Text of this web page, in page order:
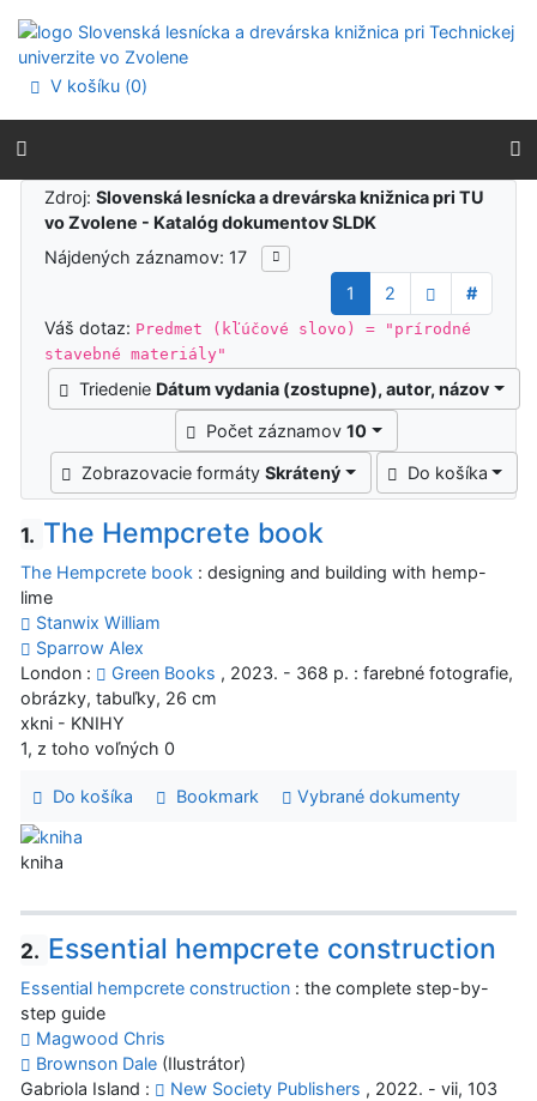
Prejsť na menu
Prehlásenie o webovej prístupnosti
V košíku (0)
Výsledky vyhľadávania
Zdroj:Slovenská lesnícka a drevárska knižnica pri TU
vo Zvolene - Katalóg dokumentov SLDK
Nájdených záznamov: 17
1
2
#
Váš dotaz: Predmet (kľúčové slovo) = "prírodné
stavebné materiály"
Triedenie Dátum vydania (zostupne), autor, názov
Počet záznamov10
Zobrazovacie formátySkrátený Do košíka
1. The Hempcrete book
The Hempcrete book : designing and building with hemp-
lime
Stanwix William
Sparrow Alex
London :
Green Books , 2023. - 368 p. : farebné fotografie,
obrázky, tabuľky, 26 cm
xkni - KNIHY
1, z toho voľných 0
Do košíka Bookmark Vybrané dokumenty
kniha
2. Essential hempcrete construction
Essential hempcrete construction : the complete step-by-
step guide
Magwood Chris
Brownson Dale (Ilustrátor)
Gabriola Island :
New Society Publishers , 2022. - vii, 103